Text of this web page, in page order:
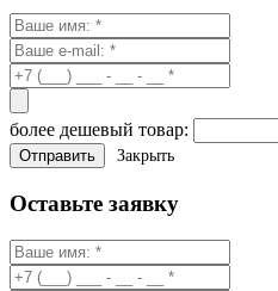
более дешевый товар:
Закрыть
Оставьте заявку